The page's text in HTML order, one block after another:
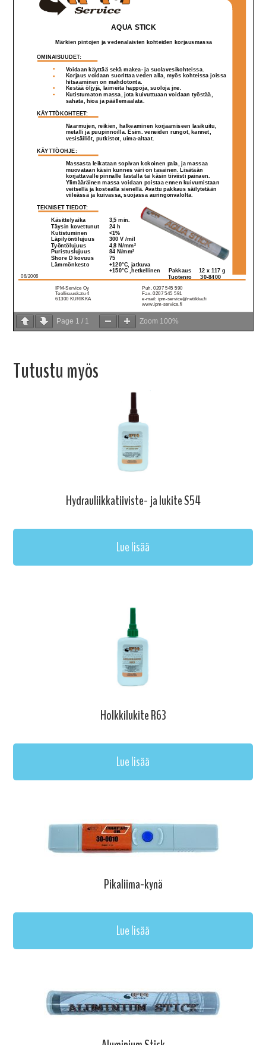
Page 1 / 1 Zoom 100%
Tutustu myös
Hydrauliikkatiiviste- ja lukite S54
Lue lisää
Holkkilukite R63
Lue lisää
Pikaliima-kynä
Lue lisää